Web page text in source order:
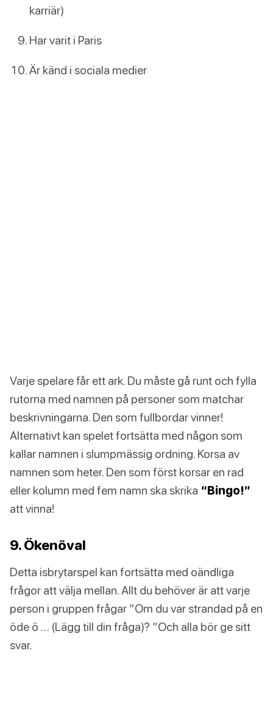
karriär)
Har varit i Paris
Är känd i sociala medier
Varje spelare får ett ark. Du måste gå runt och fylla
rutorna med namnen på personer som matchar
beskrivningarna. Den som fullbordar vinner!
Alternativt kan spelet fortsätta med någon som
kallar namnen i slumpmässig ordning. Korsa av
namnen som heter. Den som först korsar en rad
eller kolumn med fem namn ska skrika “Bingo!”
att vinna!
9. Ökenöval
Detta isbrytarspel kan fortsätta med oändliga
frågor att välja mellan. Allt du behöver är att varje
person i gruppen frågar ”Om du var strandad på en
öde ö … (Lägg till din fråga)? ”Och alla bör ge sitt
svar.